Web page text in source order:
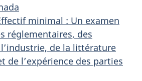
minimal : Un examen
réglementaires, des
de la littérature
de l’expérience des parties